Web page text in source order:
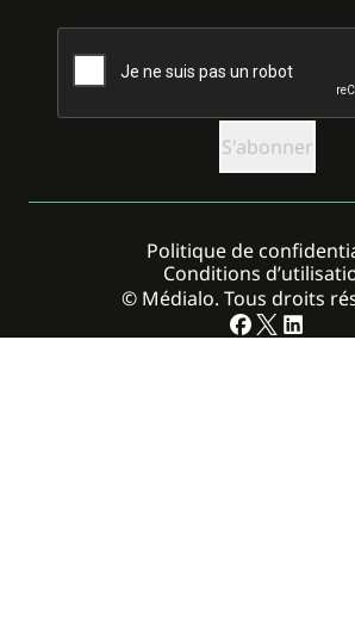
© Médialo. Tous droits
Politique de
Conditions